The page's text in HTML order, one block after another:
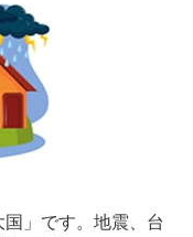
」です。地震、台